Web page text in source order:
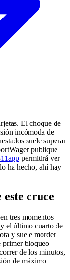
El choque de
incómoda de
suele superar
publique
permitirá ver
ha hecho, ahí hay
este cruce
tres momentos
el último cuarto de
y suele morder
primer bloqueo
de los minutos,
de máximo